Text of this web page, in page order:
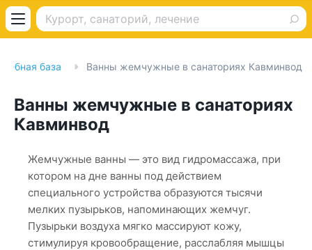
база Ванны жемчужные в санаториях Кавминвод
Ванны жемчужные в санаториях
Кавминвод
Жемчужные ванны — это вид гидромассажа, при
котором на дне ванны под действием
специального устройства образуются тысячи
мелких пузырьков, напоминающих жемчуг.
Пузырьки воздуха мягко массируют кожу,
стимулируя кровообращение, расслабляя мышцы